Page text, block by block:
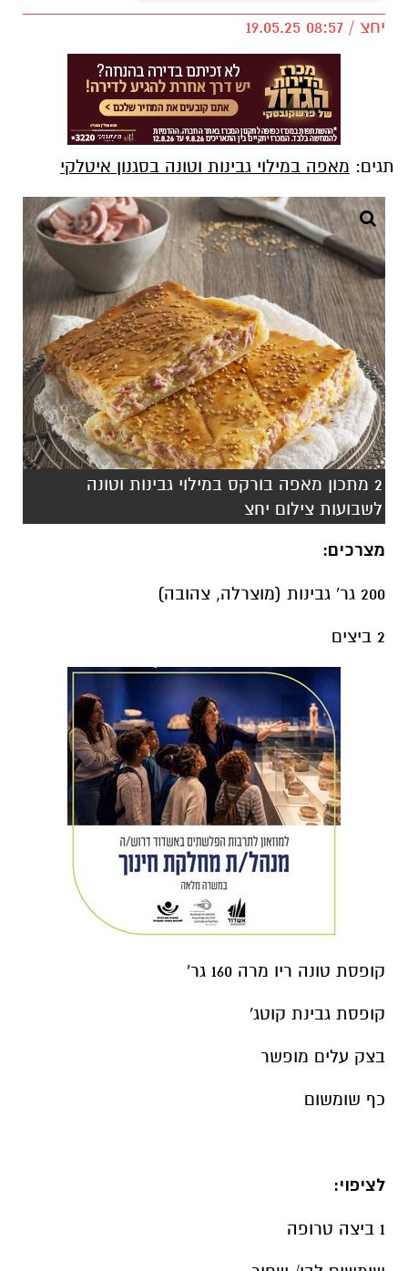
יחצ / 08:57 19.05.25
תגים: מאפה במילוי גבינות וטונה בסגנון איטלקי
2 מתכון מאפה בורקס במילוי גבינות וטונה
לשבועות צילום יחצ
מצרכים:
200 גר' גבינות (מוצרלה, צהובה)
2 ביצים
קופסת טונה ריו מרה 160 גר'
קופסת גבינת קוטג'
בצק עלים מופשר
כף שומשום
לציפוי:
1 ביצה טרופה